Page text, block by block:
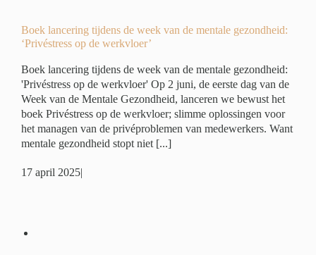
Boek lancering tijdens de week van de mentale gezondheid:
‘Privéstress op de werkvloer’
Boek lancering tijdens de week van de mentale gezondheid:
'Privéstress op de werkvloer' Op 2 juni, de eerste dag van de
Week van de Mentale Gezondheid, lanceren we bewust het
boek Privéstress op de werkvloer; slimme oplossingen voor
het managen van de privéproblemen van medewerkers. Want
mentale gezondheid stopt niet [...]
17 april 2025|